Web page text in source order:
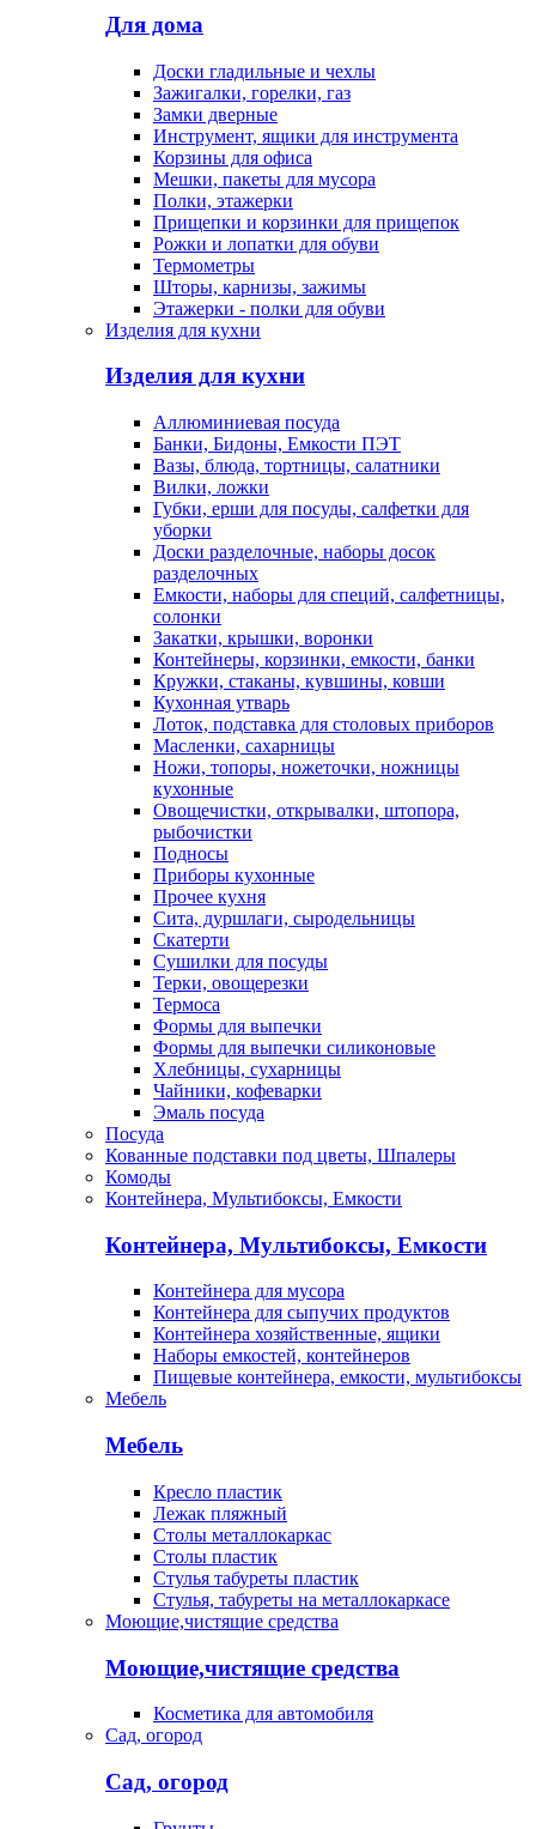
Для дома
Доски гладильные и чехлы
Зажигалки, горелки, газ
Замки дверные
Инструмент, ящики для инструмента
Корзины для офиса
Мешки, пакеты для мусора
Полки, этажерки
Прищепки и корзинки для прищепок
Рожки и лопатки для обуви
Термометры
Шторы, карнизы, зажимы
Этажерки - полки для обуви
Изделия для кухни
Изделия для кухни
Аллюминиевая посуда
Банки, Бидоны, Емкости ПЭТ
Вазы, блюда, тортницы, салатники
Вилки, ложки
Губки, ерши для посуды, салфетки для
уборки
Доски разделочные, наборы досок
разделочных
Емкости, наборы для специй, салфетницы,
солонки
Закатки, крышки, воронки
Контейнеры, корзинки, емкости, банки
Кружки, стаканы, кувшины, ковши
Кухонная утварь
Лоток, подставка для столовых приборов
Масленки, сахарницы
Ножи, топоры, ножеточки, ножницы
кухонные
Овощечистки, открывалки, штопора,
рыбочистки
Подносы
Приборы кухонные
Прочее кухня
Сита, дуршлаги, сыродельницы
Скатерти
Сушилки для посуды
Терки, овощерезки
Термоса
Формы для выпечки
Формы для выпечки силиконовые
Хлебницы, сухарницы
Чайники, кофеварки
Эмаль посуда
Посуда
Кованные подставки под цветы, Шпалеры
Комоды
Контейнера, Мультибоксы, Емкости
Контейнера, Мультибоксы, Емкости
Контейнера для мусора
Контейнера для сыпучих продуктов
Контейнера хозяйственные, ящики
Наборы емкостей, контейнеров
Пищевые контейнера, емкости, мультибоксы
Мебель
Мебель
Кресло пластик
Лежак пляжный
Столы металлокаркас
Столы пластик
Стулья табуреты пластик
Стулья, табуреты на металлокаркасе
Моющие,чистящие средства
Моющие,чистящие средства
Косметика для автомобиля
Сад, огород
Сад, огород